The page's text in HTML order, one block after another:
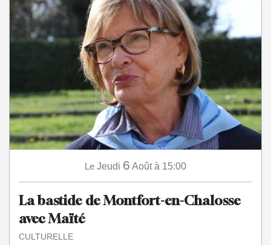
Le Jeudi 6 Août à 15:00
La bastide de Montfort-en-Chalosse
avec Maïté
CULTURELLE